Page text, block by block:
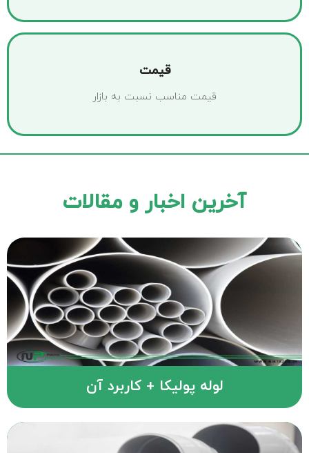
قیمت
قیمت مناسب نسبت به بازار
آخرین اخبار و مقالات
لوله پولیکا + کاربرد آن